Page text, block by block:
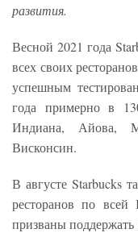
развития.
Весной 2021 года
всех своих
успешным
года примерно в
Индиана, Айова,
Висконсин.
В августе Starbucks
ресторанов по
призваны поддержать